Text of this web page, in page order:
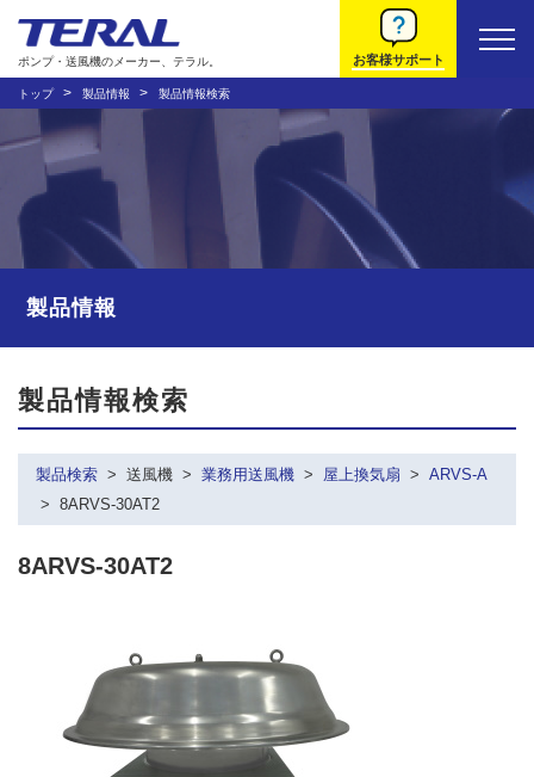
ポンプ・送風機のメーカー、テラル。 お客様サポート
トップ 製品情報 製品情報検索
製品情報
製品情報検索
製品検索 送風機 業務用送風機 屋上換気扇
ARVS-A
8ARVS-30AT2
8ARVS-30AT2